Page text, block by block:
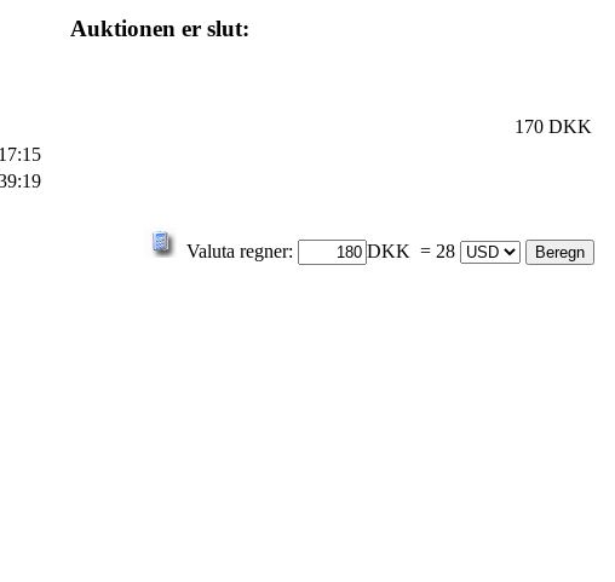
Auktionen er slut:
170 DKK
Valuta regner: DKK = 28